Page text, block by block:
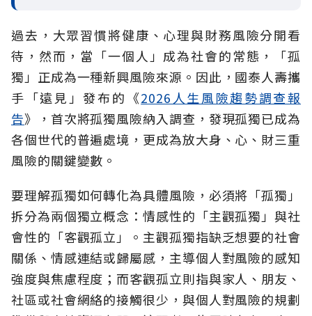
過去，大眾習慣將健康、心理與財務風險分開看
待，然而，當「一個人」成為社會的常態，「孤
獨」正成為一種新興風險來源。因此，國泰人壽攜
手「遠見」發布的《2026人生風險趨勢調查報
告》，首次將孤獨風險納入調查，發現孤獨已成為
各個世代的普遍處境，更成為放大身、心、財三重
風險的關鍵變數。
要理解孤獨如何轉化為具體風險，必須將「孤獨」
拆分為兩個獨立概念：情感性的「主觀孤獨」與社
會性的「客觀孤立」。主觀孤獨指缺乏想要的社會
關係、情感連結或歸屬感，主導個人對風險的感知
強度與焦慮程度；而客觀孤立則指與家人、朋友、
社區或社會網絡的接觸很少，與個人對風險的規劃